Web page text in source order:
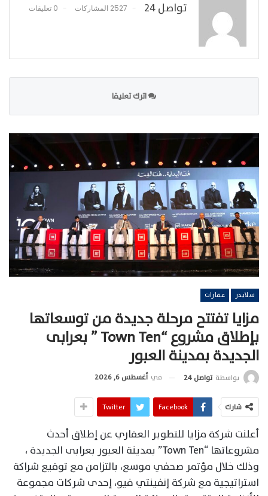
تواصل 24 2527 المشاركات 0 تعليقات
اترك تعليقا
سلايدر عقارات
مزايا تفتتح مرحلة جديدة من توسعاتها
بإطلاق مشروع “Town Ten ” بعرابى
الجديدة بمدينة العبور
بواسطة تواصل 24 في أغسطس 6, 2026
شارك Facebook
Twitter
أعلنت شركة مزايا للتطوير العقاري عن إطلاق أحدث
مشروعاتها “Town Ten” بمدينة العبور بعرابى الجديدة ،
وذلك خلال مؤتمر صحفي موسع، بالتزامن مع توقيع شراكة
استراتيجية مع شركة إنفينتي فيو، إحدى شركات مجموعة